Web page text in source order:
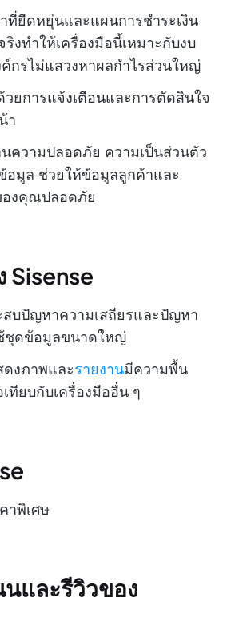
ที่ยืดหยุ่นและแผนการชำระเงิน
งทำให้เครื่องมือนี้เหมาะกับงบ
กรไม่แสวงหาผลกำไรส่วนใหญ่
วยการแจ้งเตือนและการตัดสินใจ
า
ความปลอดภัย ความเป็นส่วนตัว
อมูล ช่วยให้ข้อมูลลูกค้าและ
งคุณปลอดภัย
Sisense
สบปัญหาความเสถียรและปัญหา
ชุดข้อมูลขนาดใหญ่
ดงภาพและรายงานมีความพื้น
ทียบกับเครื่องมืออื่น ๆ
าพิเศษ
และรีวิวของ